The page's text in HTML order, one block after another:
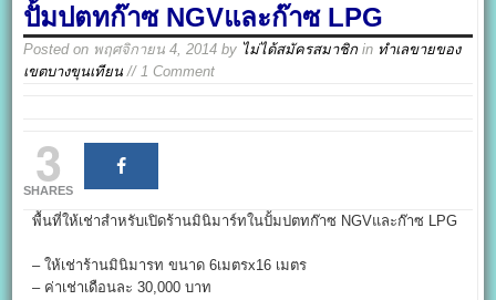
ปั้มปตทก๊าซ NGVและก๊าซ LPG
Posted on พฤศจิกายน 4, 2014 by ไม่ได้สมัครสมาชิก in ทำเลขายของ
เขตบางขุนเทียน // 1 Comment
3
SHARES
พื้นที่ให้เช่าสำหรับเปิดร้านมินิมาร์ทในปั้มปตทก๊าซ NGVและก๊าซ LPG
– ให้เช่าร้านมินิมารท ขนาด 6เมตรx16 เมตร
– ค่าเช่าเดือนละ 30,000 บาท